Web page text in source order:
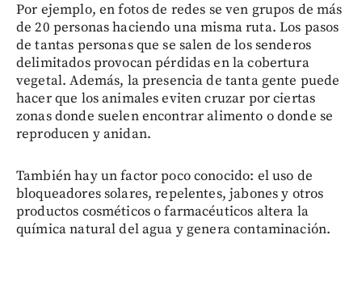
Por ejemplo, en fotos de redes se ven grupos de más
de 20 personas haciendo una misma ruta. Los pasos
de tantas personas que se salen de los senderos
delimitados provocan pérdidas en la cobertura
vegetal. Además, la presencia de tanta gente puede
hacer que los animales eviten cruzar por ciertas
zonas donde suelen encontrar alimento o donde se
reproducen y anidan.
También hay un factor poco conocido: el uso de
bloqueadores solares, repelentes, jabones y otros
productos cosméticos o farmacéuticos altera la
química natural del agua y genera contaminación.